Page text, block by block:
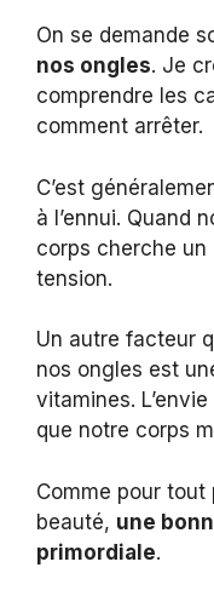
On se demande
nos ongles. Je
comprendre les
comment arrêter.
C’est
à l’ennui. Quand
corps cherche
tension.
Un autre facteur
nos ongles est
vitamines.
que notre corps
Comme pour tout
beauté, une
primordiale.